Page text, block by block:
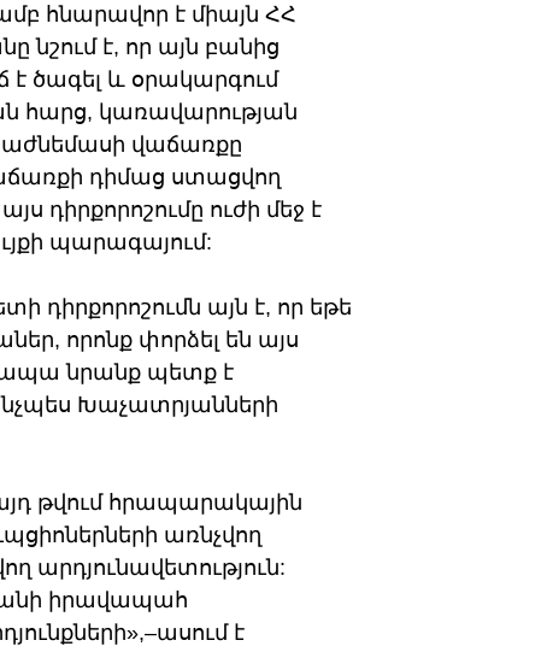
հնարավոր է միայն ՀՀ
նշում է, որ այն բանից
է ծագել և օրակարգում
հարց, կառավարության
վաճառքը
դիմաց ստացվող
դիրքորոշումը ուժի մեջ է
պարագայում:
դիրքորոշումն այն է, որ եթե
որոնք փորձել են այս
ապա նրանք պետք է
Խաչատրյանների
թվում հրապարակային
առնչվող
արդյունավետություն:
իրավապահ
է